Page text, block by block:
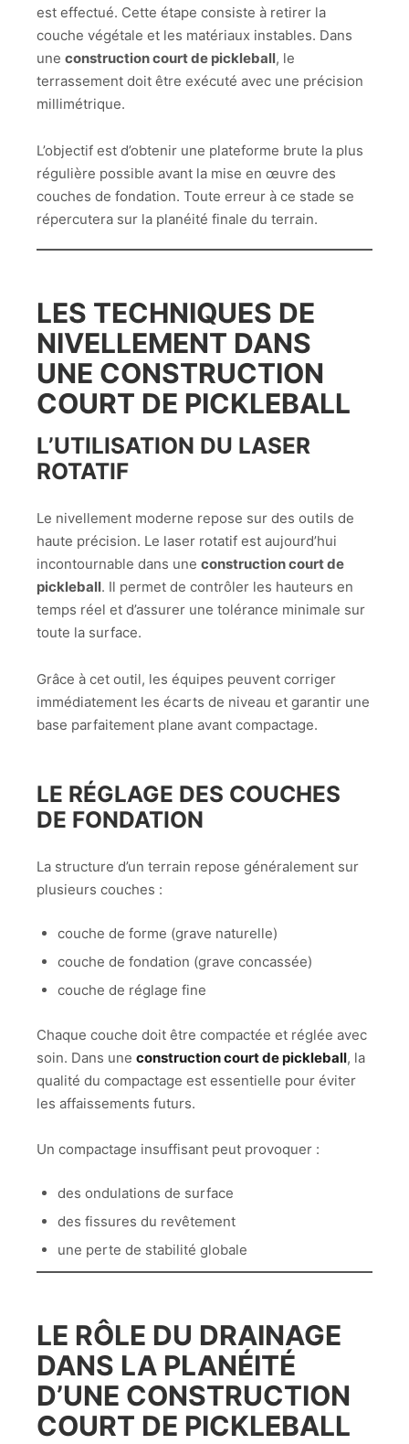
est effectué. Cette étape consiste à retirer la
couche végétale et les matériaux instables. Dans
une construction court de pickleball, le
terrassement doit être exécuté avec une précision
millimétrique.
L’objectif est d’obtenir une plateforme brute la plus
régulière possible avant la mise en œuvre des
couches de fondation. Toute erreur à ce stade se
répercutera sur la planéité finale du terrain.
LES TECHNIQUES DE
NIVELLEMENT DANS
UNE CONSTRUCTION
COURT DE PICKLEBALL
L’UTILISATION DU LASER
ROTATIF
Le nivellement moderne repose sur des outils de
haute précision. Le laser rotatif est aujourd’hui
incontournable dans une construction court de
pickleball. Il permet de contrôler les hauteurs en
temps réel et d’assurer une tolérance minimale sur
toute la surface.
Grâce à cet outil, les équipes peuvent corriger
immédiatement les écarts de niveau et garantir une
base parfaitement plane avant compactage.
LE RÉGLAGE DES COUCHES
DE FONDATION
La structure d’un terrain repose généralement sur
plusieurs couches :
couche de forme (grave naturelle)
couche de fondation (grave concassée)
couche de réglage fine
Chaque couche doit être compactée et réglée avec
soin. Dans une construction court de pickleball, la
qualité du compactage est essentielle pour éviter
les affaissements futurs.
Un compactage insuffisant peut provoquer :
des ondulations de surface
des fissures du revêtement
une perte de stabilité globale
LE RÔLE DU DRAINAGE
DANS LA PLANÉITÉ
D’UNE CONSTRUCTION
COURT DE PICKLEBALL